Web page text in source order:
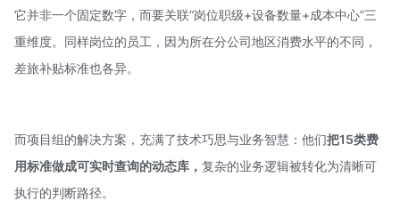
它并非一个固定数字，而要关联“岗位职级+设备数量+成本中心”三
重维度。同样岗位的员工，因为所在分公司地区消费水平的不同，
差旅补贴标准也各异。
而项目组的解决方案，充满了技术巧思与业务智慧：他们把15类费
用标准做成可实时查询的动态库， 复杂的业务逻辑被转化为清晰可
执行的判断路径。